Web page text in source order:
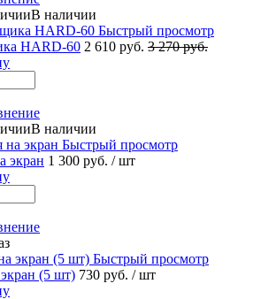
В наличии
Быстрый просмотр
HARD-60 2 610 руб. 3 270 руб.
В наличии
Быстрый просмотр
экран 1 300 руб. / шт
Быстрый просмотр
(5 шт) 730 руб. / шт